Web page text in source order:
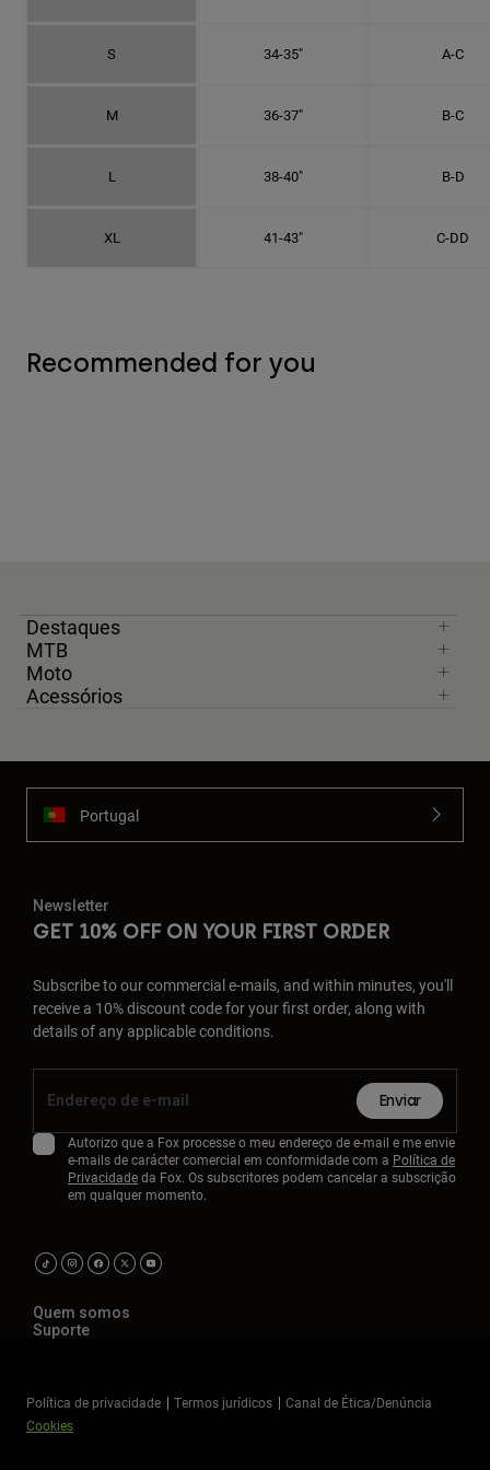
S 34-35" A-C
M 36-37" B-C
L 38-40" B-D
XL 41-43" C-DD
Recommended for you
Destaques
MTB
Moto
Acessórios
Portugal
Newsletter
GET 10% OFF ON YOUR FIRST ORDER
Subscribe to our commercial e-mails, and within minutes, you'll
receive a 10% discount code for your first order, along with
details of any applicable conditions.
Enviar
Autorizo que a Fox processe o meu endereço de e-mail e me envie
e-mails de carácter comercial em conformidade com a Política de
Privacidadeda Fox. Os subscritores podem cancelar a subscrição
em qualquer momento.
Quem somos
Suporte
Política de privacidade Termos jurídicos
Canal de Ética/Denúncia
Cookies